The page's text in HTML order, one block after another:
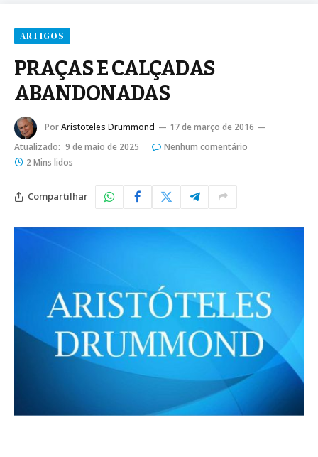
ARTIGOS
PRAÇAS E CALÇADAS
ABANDONADAS
PorAristoteles Drummond
17 de março de 2016
Atualizado: 9 de maio de 2025
Nenhum comentário
2 Mins lidos
Compartilhar